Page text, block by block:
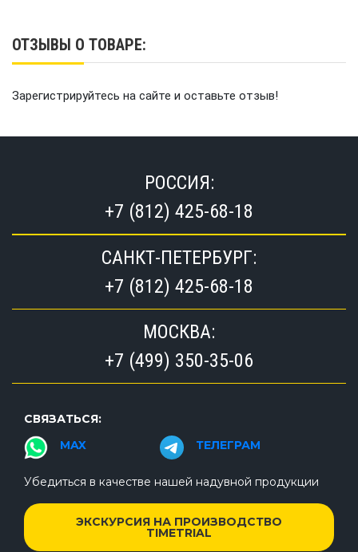
ОТЗЫВЫ О ТОВАРЕ:
Зарегистрируйтесь на сайте и оставьте отзыв!
РОССИЯ:
+7 (812) 425-68-18
САНКТ-ПЕТЕРБУРГ:
+7 (812) 425-68-18
МОСКВА:
+7 (499) 350-35-06
СВЯЗАТЬСЯ:
MAX
ТЕЛЕГРАМ
Убедиться в качестве нашей надувной продукции
ЭКСКУРСИЯ НА ПРОИЗВОДСТВО
TIMETRIAL